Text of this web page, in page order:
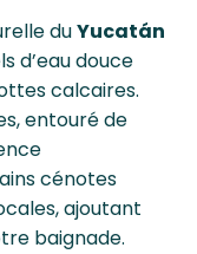
duYucatán
d’eau douce
calcaires.
entouré de
cénotes
ajoutant
baignade.